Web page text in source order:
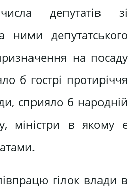
депутатів зі
ними депутатського
на посаду
б гострі протиріччя
сприяло б народній
міністри в якому є
гілок влади в